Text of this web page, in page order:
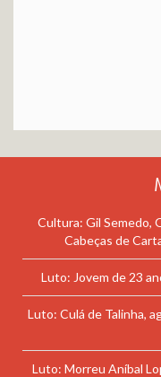
Cultura: Gil Semedo,
Cabeças de
Luto: Jovem de 23
Luto: Culá de Talinha,
Luto: Morreu Aníbal